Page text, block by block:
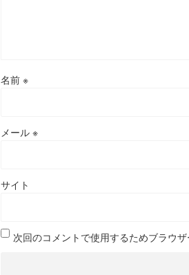
名前 ※
メール ※
サイト
次回のコメントで使用するためブラウ